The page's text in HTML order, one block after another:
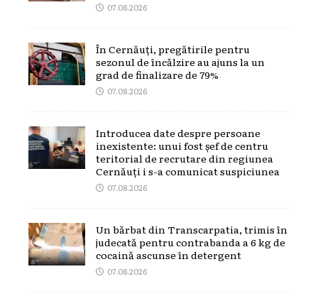
07.08.2026
În Cernăuți, pregătirile pentru
sezonul de încălzire au ajuns la un
grad de finalizare de 79%
07.08.2026
Introducea date despre persoane
inexistente: unui fost șef de centru
teritorial de recrutare din regiunea
Cernăuți i s-a comunicat suspiciunea
07.08.2026
Un bărbat din Transcarpatia, trimis în
judecată pentru contrabanda a 6 kg de
cocaină ascunse în detergent
07.08.2026